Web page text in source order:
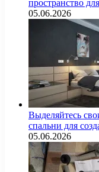
пространство
05.06.2026
Выделяйтесь
спальни для
05.06.2026